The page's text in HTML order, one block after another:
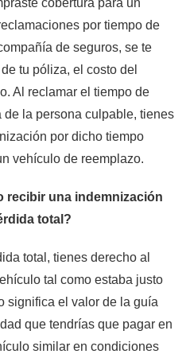
cobertura para un
por tiempo de
de seguros, se te
tu póliza, el costo del
Al reclamar el tiempo de
la persona culpable, tienes
por dicho tiempo
vehículo de reemplazo.
recibir una indemnización
total?
total, tienes derecho al
tal como estaba justo
significa el valor de la guía
que tendrías que pagar en
similar en condiciones